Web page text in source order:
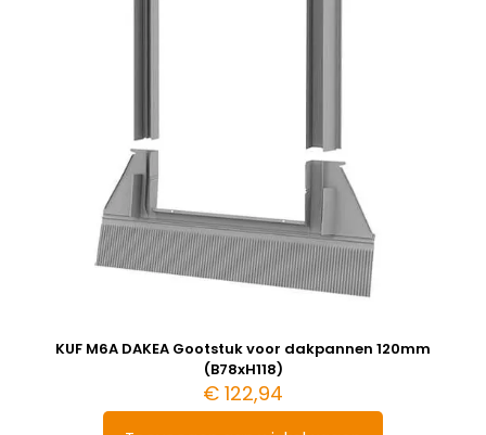
KUF M6A DAKEA Gootstuk voor dakpannen 120mm
(B78xH118)
€ 122,94